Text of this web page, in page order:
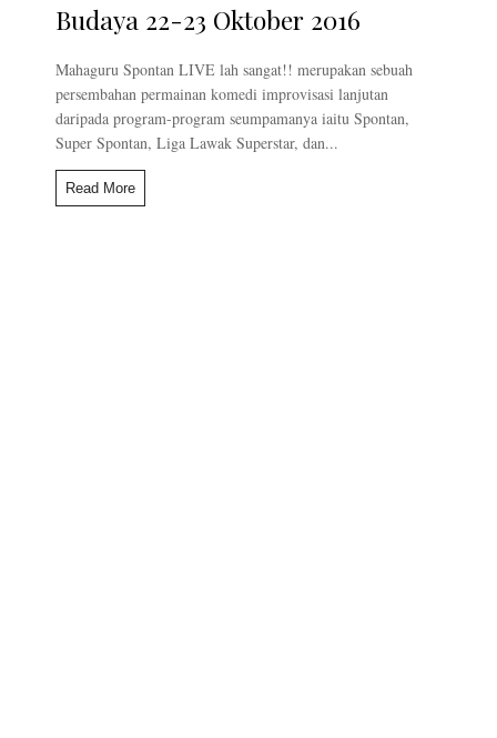
Budaya 22-23 Oktober 2016
Mahaguru Spontan LIVE lah sangat!! merupakan sebuah
persembahan permainan komedi improvisasi lanjutan
daripada program-program seumpamanya iaitu Spontan,
Super Spontan, Liga Lawak Superstar, dan...
Read More